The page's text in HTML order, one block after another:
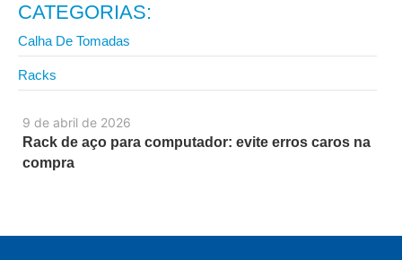
9 de abril de 2026
Rack de aço para computador: evite erros caros na
compra
CATEGORIAS:
Calha De Tomadas
Racks